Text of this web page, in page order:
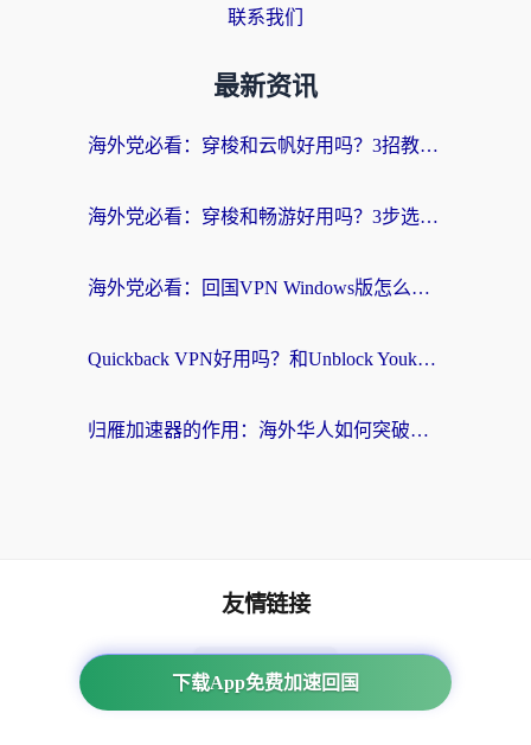
联系我们
最新资讯
海外党必看：穿梭和云帆好用吗？3招教你选对回国加速器（附PTT翻墙+QuickbackFly2CN对比）
海外党必看：穿梭和畅游好用吗？3步选对回国加速器，无缝刷国内剧玩国服
海外党必看：回国VPN Windows版怎么选？3步找到最适合你的无缝访问方案
Quickback VPN好用吗？和Unblock YoukuVPN对比哪个回国效果更好？海外党无缝访问国内资源的实用指南
归雁加速器的作用：海外华人如何突破地域限制，无缝拥抱国内资源？
下载App免费加速回国
友情链接
番茄加速器